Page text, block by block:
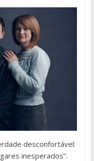
desconfortável:
inesperados”.